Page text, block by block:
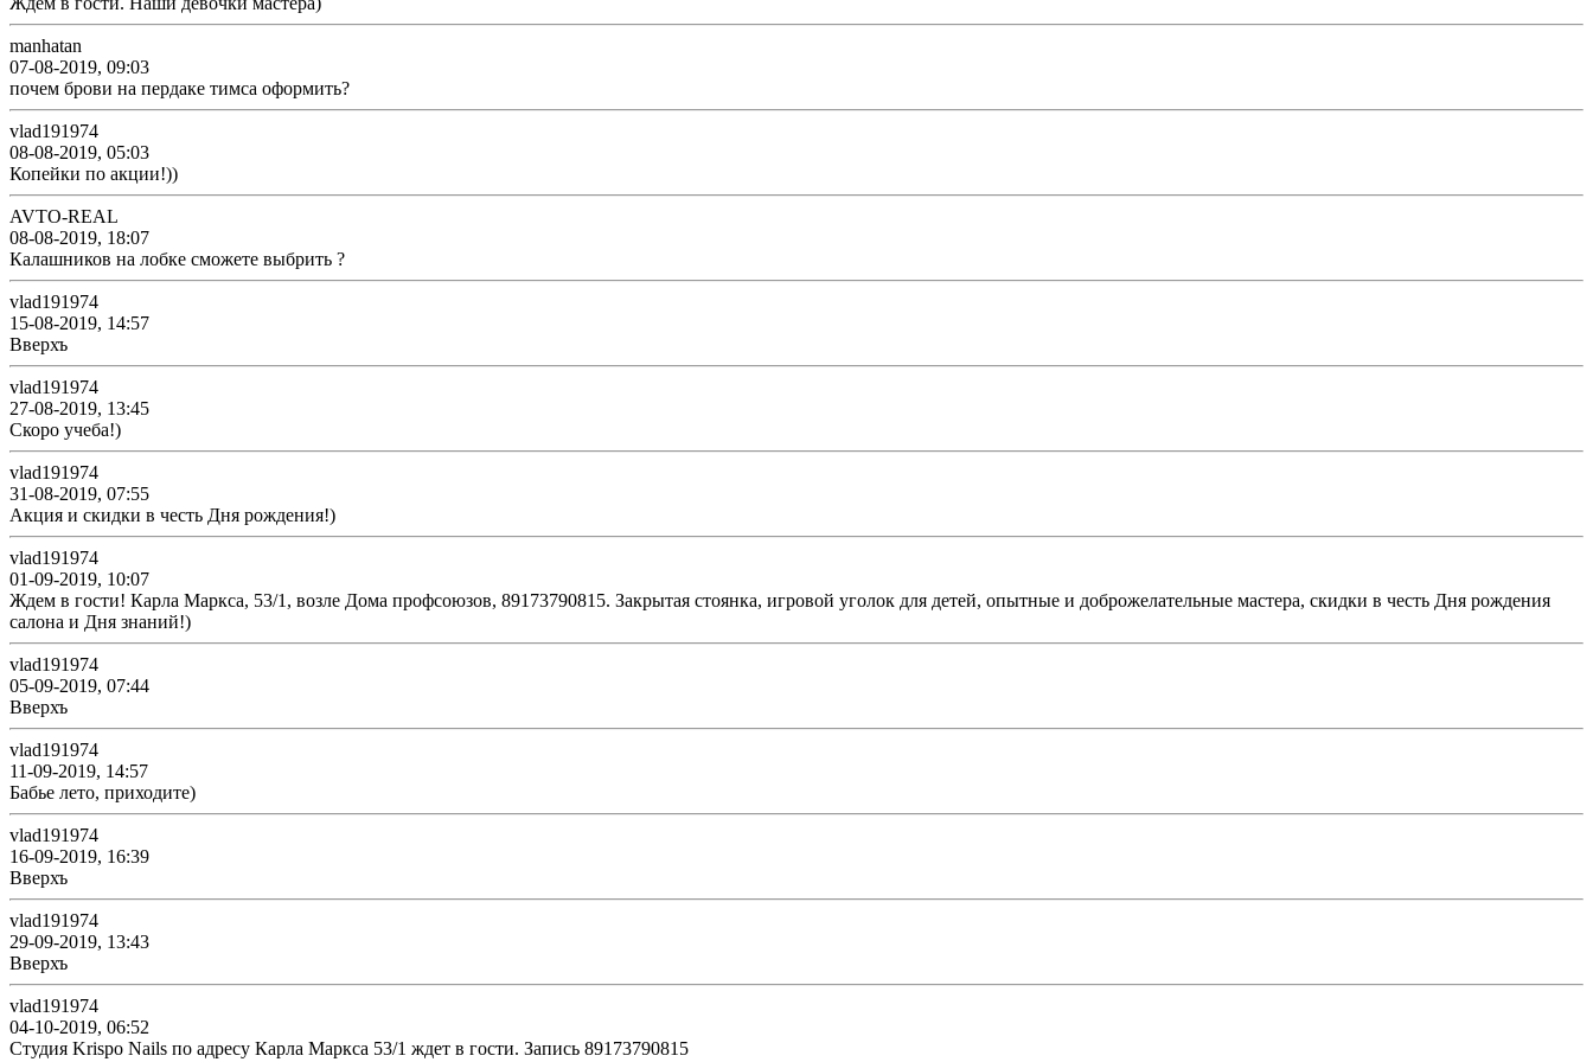
manhatan
07-08-2019, 09:03
почем брови на пердаке тимса оформить?
vlad191974
08-08-2019, 05:03
Копейки по акции!))
AVTO-REAL
08-08-2019, 18:07
Калашников на лобке сможете выбрить ?
vlad191974
15-08-2019, 14:57
Вверхъ
vlad191974
27-08-2019, 13:45
Скоро учеба!)
vlad191974
31-08-2019, 07:55
Акция и скидки в честь Дня рождения!)
vlad191974
01-09-2019, 10:07
Ждем в гости! Карла Маркса, 53/1, возле Дома профсоюзов, 89173790815. Закрытая стоянка, игровой уголок для детей, опытные и доброжелательные мастера, скидки в честь Дня рождения
салона и Дня знаний!)
vlad191974
05-09-2019, 07:44
Вверхъ
vlad191974
11-09-2019, 14:57
Бабье лето, приходите)
vlad191974
16-09-2019, 16:39
Вверхъ
vlad191974
29-09-2019, 13:43
Вверхъ
vlad191974
04-10-2019, 06:52
Студия Krispo Nails по адресу Карла Маркса 53/1 ждет в гости. Запись 89173790815